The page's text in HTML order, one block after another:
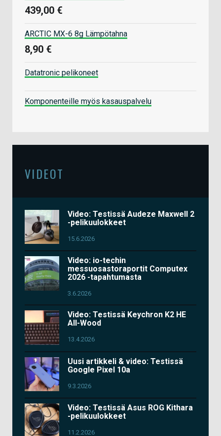
439,00 €
ARCTIC MX-6 8g Lämpötahna
8,90 €
Datatronic pelikoneet
Komponenteille myös kasauspalvelu
VIDEOT
Video: Testissä Audeze Maxwell 2
-pelikuulokkeet
15.6.2026
Video: io-techin
messuosastoraportit Computex
2026 -tapahtumasta
3.6.2026
Video: Testissä Keychron K2 HE
All-Wood
13.4.2026
Uusi artikkeli & video: Testissä
Google Pixel 10a
9.3.2026
Video: Testissä Asus ROG Kithara
-pelikuulokkeet
11.2.2026